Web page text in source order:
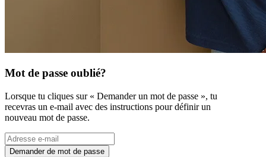
Mot de passe oublié?
Lorsque tu cliques sur « Demander un mot de passe », tu
recevras un e-mail avec des instructions pour définir un
nouveau mot de passe.
Demander de mot de passe